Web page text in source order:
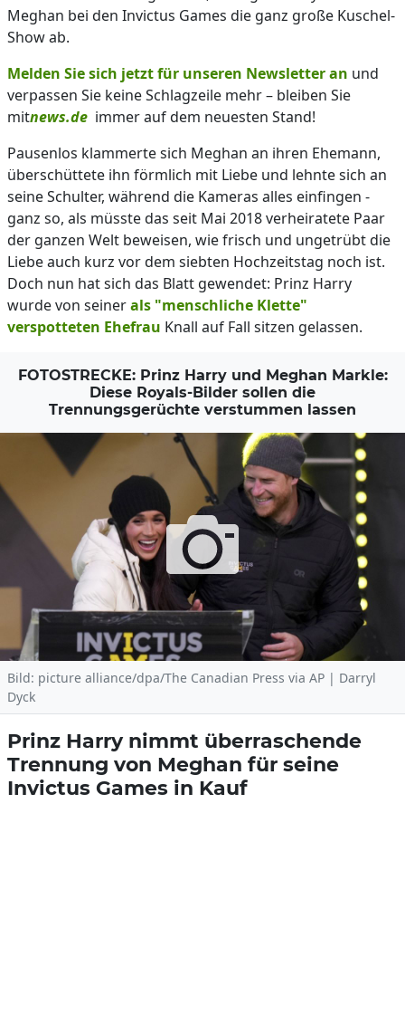
Meghan bei den Invictus Games die ganz große Kuschel-
Show ab.
Melden Sie sich jetzt für unseren Newsletter an und
verpassen Sie keine Schlagzeile mehr – bleiben Sie
mitnews.de immer auf dem neuesten Stand!
Pausenlos klammerte sich Meghan an ihren Ehemann,
überschüttete ihn förmlich mit Liebe und lehnte sich an
seine Schulter, während die Kameras alles einfingen -
ganz so, als müsste das seit Mai 2018 verheiratete Paar
der ganzen Welt beweisen, wie frisch und ungetrübt die
Liebe auch kurz vor dem siebten Hochzeitstag noch ist.
Doch nun hat sich das Blatt gewendet: Prinz Harry
wurde von seinerals "menschliche Klette"
verspotteten Ehefrau Knall auf Fall sitzen gelassen.
FOTOSTRECKE: Prinz Harry und Meghan Markle:
Diese Royals-Bilder sollen die
Trennungsgerüchte verstummen lassen
Bild: picture alliance/dpa/The Canadian Press via AP | Darryl
Dyck
Prinz Harry nimmt überraschende
Trennung von Meghan für seine
Invictus Games in Kauf